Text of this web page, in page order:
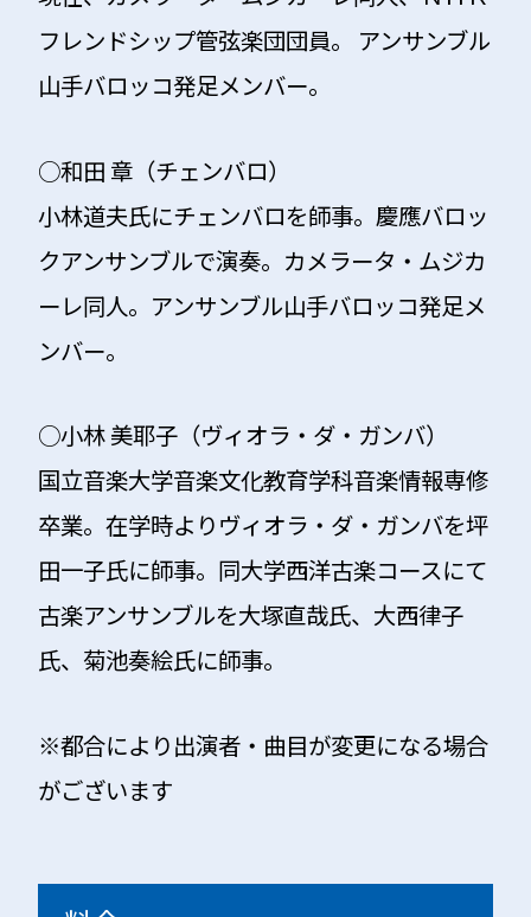
フレンドシップ管弦楽団団員。 アンサンブル
山手バロッコ発足メンバー。
○和田 章（チェンバロ）
小林道夫氏にチェンバロを師事。慶應バロッ
クアンサンブルで演奏。カメラータ・ムジカ
ーレ同人。アンサンブル山手バロッコ発足メ
ンバー。
○小林 美耶子（ヴィオラ・ダ・ガンバ）
国立音楽大学音楽文化教育学科音楽情報専修
卒業。在学時よりヴィオラ・ダ・ガンバを坪
田一子氏に師事。同大学西洋古楽コースにて
古楽アンサンブルを大塚直哉氏、大西律子
氏、菊池奏絵氏に師事。
※都合により出演者・曲目が変更になる場合
がございます